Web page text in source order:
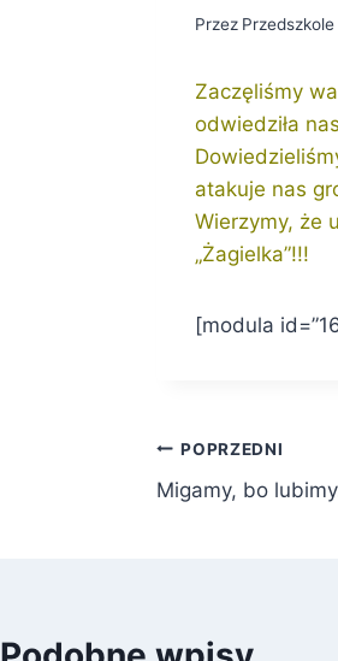
Przez
Zaczęliśmy
odwiedziła
atakuje nas
Wierzymy, że
„Żagielka”!!!
[modula
Nawigacja
wpisu
POPRZEDNI
Migamy, bo